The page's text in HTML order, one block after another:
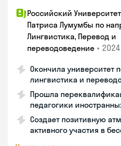
Российский
Патриса Лумумбы по
Лингвистика, Перевод и
переводоведение • 2024
Окончила университет
лингвистика и
Прошла
педагогики
Создает позитивную
активного участия в